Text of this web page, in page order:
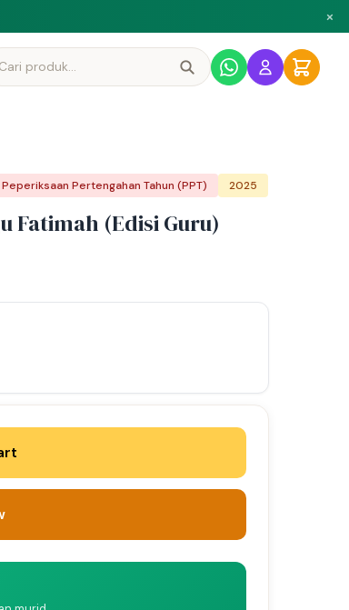
×
Peperiksaan Pertengahan Tahun (PPT) 2025
Fatimah (Edisi Guru)